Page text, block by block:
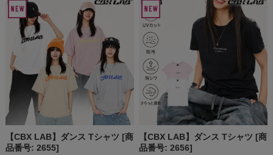
【CBX LAB】ダンス Tシャツ [商
品番号: 2655]
【CBX LAB】ダンス Tシャツ [商
品番号: 2656]